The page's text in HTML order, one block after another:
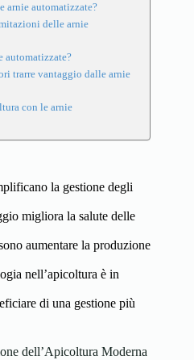
arnie automatizzate?
delle arnie
automatizzate?
trarre vantaggio dalle arnie
con le arnie
la gestione degli
migliora la salute delle
aumentare la produzione
nell’apicoltura è in
di una gestione più
dell’Apicoltura Moderna